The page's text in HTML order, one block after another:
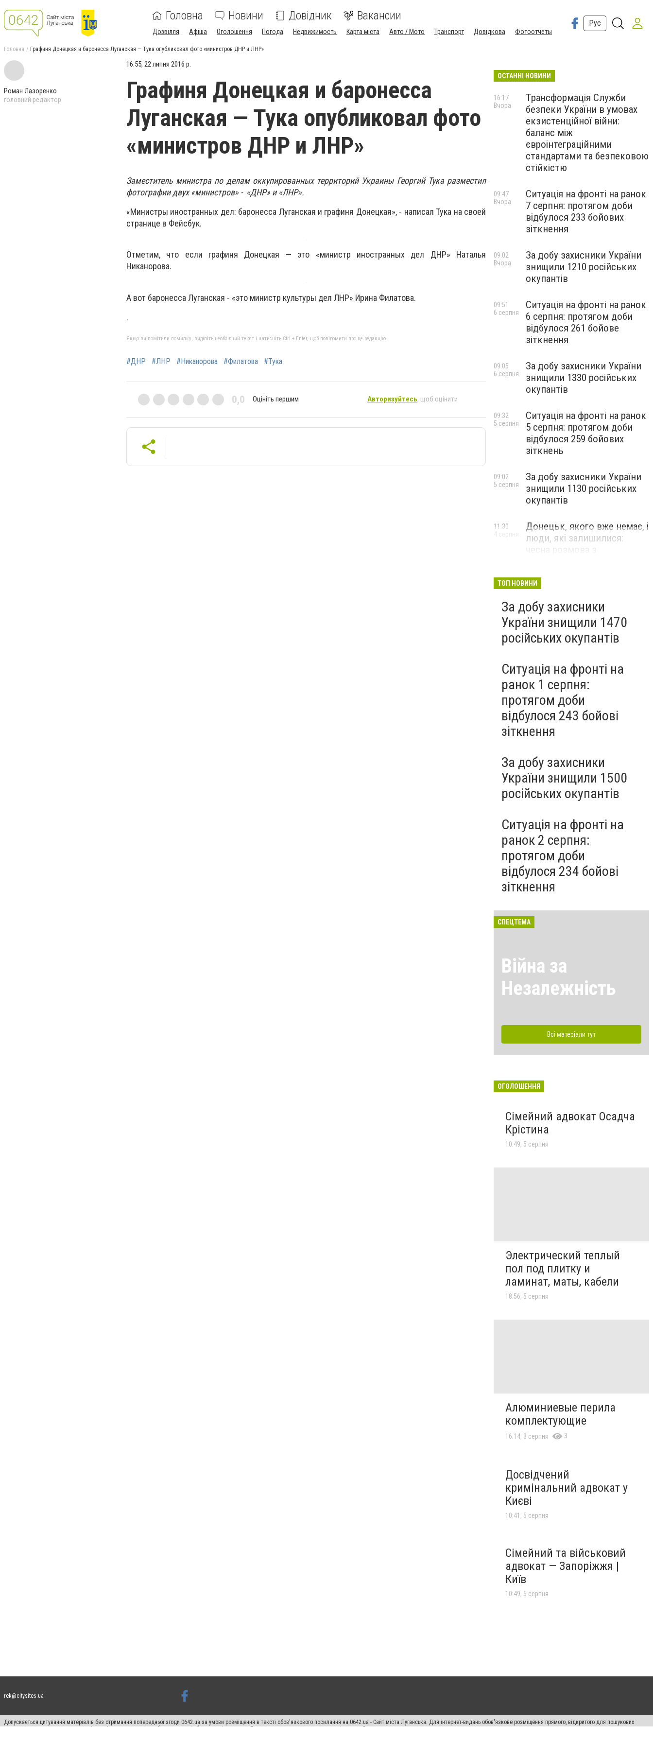
Головна Новини Довідник Вакансии
Дозвілля Афіша Оголошення Погода Недвижимость Карта міста Авто / Мото Транспорт Довідкова Фотоотчеты
Рус
Головна Графиня Донецкая и баронесса Луганская — Тука опубликовал фото «министров ДНР и ЛНР»
Роман Лазоренко
головний редактор
16:55, 22 липня 2016 р.
Графиня Донецкая и баронесса
Луганская — Тука опубликовал фото
«министров ДНР и ЛНР»
Заместитель министра по делам оккупированных территорий Украины Георгий Тука разместил
фотографии двух «министров» - «ДНР» и «ЛНР».
«Министры иностранных дел: баронесса Луганская и графиня Донецкая», - написал Тука на своей
странице в Фейсбук.
Отметим, что если графиня Донецкая — это «министр иностранных дел ДНР» Наталья
Никанорова.
А вот баронесса Луганская - «это министр культуры дел ЛНР» Ирина Филатова.
.
Якщо ви помітили помилку, виділіть необхідний текст і натисніть Ctrl + Enter, щоб повідомити про це редакцію
#ДНР #ЛНР #Никанорова #Филатова #Тука
0,0 Оцініть першим Авторизуйтесь, щоб оцінити
ОСТАННІ НОВИНИ
Трансформація Служби
безпеки України в умовах
екзистенційної війни:
баланс між
євроінтеграційними
стандартами та безпековою
стійкістю
16:17
Вчора
Ситуація на фронті на ранок
7 серпня: протягом доби
відбулося 233 бойових
зіткнення
09:47
Вчора
За добу захисники України
знищили 1210 російських
окупантів
09:02
Вчора
Ситуація на фронті на ранок
6 серпня: протягом доби
відбулося 261 бойове
зіткнення
09:51
6 серпня
За добу захисники України
знищили 1330 російських
окупантів
09:05
6 серпня
Ситуація на фронті на ранок
5 серпня: протягом доби
відбулося 259 бойових
зіткнень
09:32
5 серпня
За добу захисники України
знищили 1130 російських
окупантів
09:02
5 серпня
Донецьк, якого вже немає, і
люди, які залишилися:
11:30
4 серпня
ТОП НОВИНИ
За добу захисники
України знищили 1470
російських окупантів
Ситуація на фронті на
ранок 1 серпня:
протягом доби
відбулося 243 бойові
зіткнення
За добу захисники
України знищили 1500
російських окупантів
Ситуація на фронті на
ранок 2 серпня:
протягом доби
відбулося 234 бойові
зіткнення
СПЕЦТЕМА
Війна за
Незалежність
Всі матеріали тут
ОГОЛОШЕННЯ
Сімейний адвокат Осадча
Крістина
10:49, 5 серпня
Электрический теплый
пол под плитку и
ламинат, маты, кабели
18:56, 5 серпня
Алюминиевые перила
комплектующие
16:14, 3 серпня 3
Досвідчений
кримінальний адвокат у
Києві
10:41, 5 серпня
Сімейний та військовий
адвокат — Запоріжжя |
Київ
10:49, 5 серпня
rek@citysites.ua
Допускається цитування матеріалів без отримання попередньої згоди 0642.ua за умови розміщення в тексті обов'язкового посилання на 0642.ua - Сайт міста Луганська. Для інтернет-видань обов'язкове розміщення прямого, відкритого для пошукових
систем гіперпосилання на цитовані статті не нижче другого абзацу в тексті або в якості джерела. Порушення виняткових прав переслідується Законом.